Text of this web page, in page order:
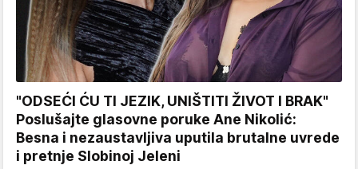
"ODSEĆI ĆU TI JEZIK, UNIŠTITI ŽIVOT I BRAK"
Poslušajte glasovne poruke Ane Nikolić:
Besna i nezaustavljiva uputila brutalne uvrede
i pretnje Slobinoj Jeleni